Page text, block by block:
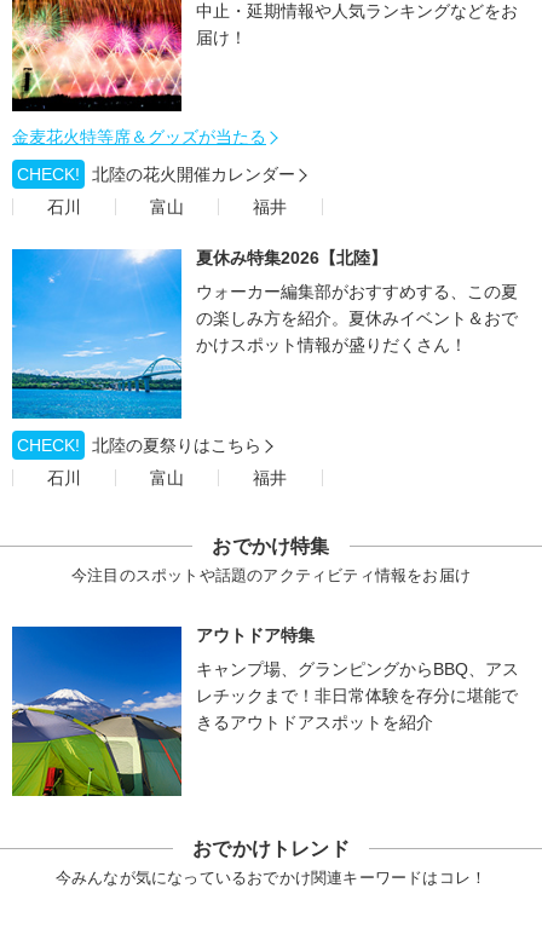
中止・延期情報や人気ランキングなどをお
届け！
金麦花火特等席＆グッズが当たる
CHECK!
北陸の花火開催カレンダー
石川
富山 福井
夏休み特集2026【北陸】
ウォーカー編集部がおすすめする、この夏
の楽しみ方を紹介。夏休みイベント＆おで
かけスポット情報が盛りだくさん！
CHECK!
北陸の夏祭りはこちら
石川
富山 福井
おでかけ特集
今注目のスポットや話題のアクティビティ情報をお届け
アウトドア特集
キャンプ場、グランピングからBBQ、アス
レチックまで！非日常体験を存分に堪能で
きるアウトドアスポットを紹介
おでかけトレンド
今みんなが気になっているおでかけ関連キーワードはコレ！